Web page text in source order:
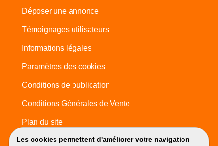
Les cookies permettent d'améliorer votre navigation
Déposer une annonce
Témoignages utilisateurs
Informations légales
Paramètres des cookies
Conditions de publication
Conditions Générales de Vente
Plan du site